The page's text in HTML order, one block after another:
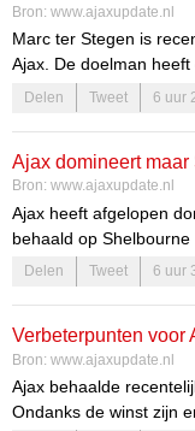
verwachten?
Bron: www.ajaxupdate.nl
Marc ter Stegen is
Ajax. De doelman
talenten te tonen in
een spannende
worden die Ajax nodig
Delen Tweet 6 uur
Ajax domineert
strijd
Bron: www.ajaxupdate.nl
Ajax heeft afgelopen
behaald op
League. Met een
kracht, maar de Ierse
Lees meer overde
Shelbourne en de
Delen Tweet 6 uur
Verbeterpunten voor
Bron: www.ajaxupdate.nl
Ajax behaalde
Ondanks de winst zijn